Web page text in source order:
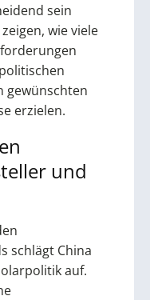
sein
wie viele
gewünschten
erzielen.
und
schlägt China
auf.